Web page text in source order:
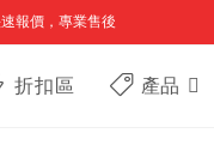
報價，專業售後
折扣區 產品